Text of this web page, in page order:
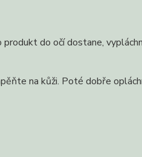
do očí dostane,
na kůži. Poté dobře